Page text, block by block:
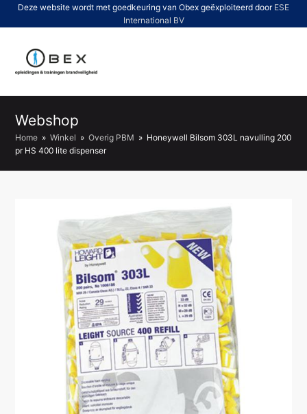
Deze website wordt met goedkeuring van Obex geëxploiteerd door ESE
International BV
Webshop
Home » Winkel » Overig PBM » Honeywell Bilsom 303L navulling 200
pr HS 400 lite dispenser